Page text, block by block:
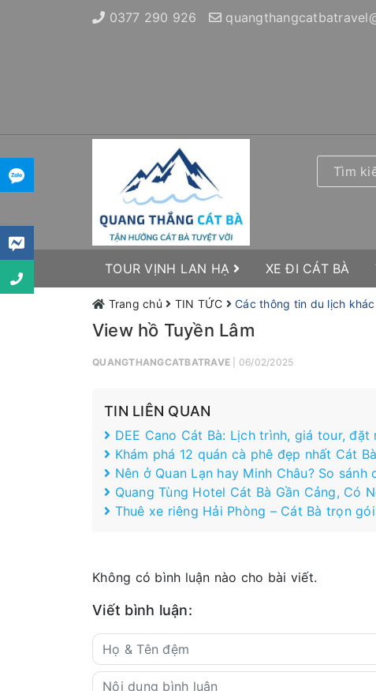
0377 290 926
TOUR VỊNH LAN HẠ XE ĐI CÁT BÀ
Trang chủ TIN TỨC Các thông tin du lịch khác
View hồ Tuyền Lâm
QUANGTHANGCATBATRAVE | 06/02/2025
TIN LIÊN QUAN
DEE Cano Cát Bà: Lịch trình, giá tour, đặt
Khám phá 12 quán cà phê đẹp nhất Cát
Nên ở Quan Lạn hay Minh Châu? So sánh
Quang Tùng Hotel Cát Bà Gần Cảng, Có
Thuê xe riêng Hải Phòng – Cát Bà trọn
Không có bình luận nào cho bài viết.
Viết bình luận: